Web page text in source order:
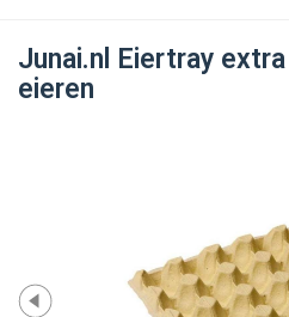
Junai.nl Eiertray
eieren